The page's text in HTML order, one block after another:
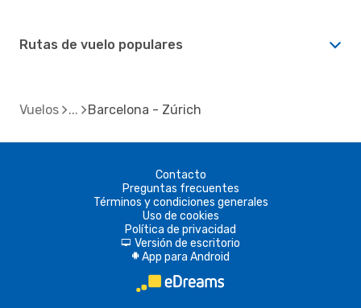
Rutas de vuelo populares
Vuelos Barcelona - Zúrich
Contacto
Preguntas frecuentes
Términos y condiciones generales
Uso de cookies
Política de privacidad
d Versión de escritorio
A App para Android